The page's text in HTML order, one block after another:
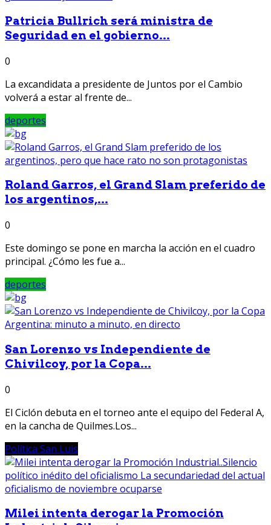
Patricia Bullrich será ministra de
Seguridad en el gobierno...
0
La excandidata a presidente de Juntos por el Cambio
volverá a estar al frente de...
deportes
Roland Garros, el Grand Slam preferido de
los argentinos,...
0
Este domingo se pone en marcha la acción en el cuadro
principal. ¿Cómo les fue a...
deportes
San Lorenzo vs Independiente de
Chivilcoy, por la Copa...
0
El Ciclón debuta en el torneo ante el equipo del Federal A,
en la cancha de Quilmes.Los...
Política San Luis
Milei intenta derogar la Promoción